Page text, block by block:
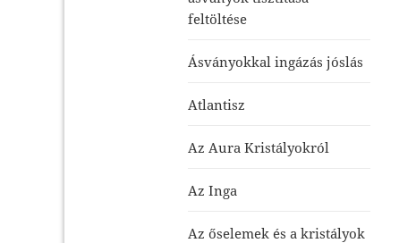
feltöltése
Ásványokkal ingázás jóslás
Atlantisz
Az Aura Kristályokról
Az Inga
Az őselemek és a kristályok